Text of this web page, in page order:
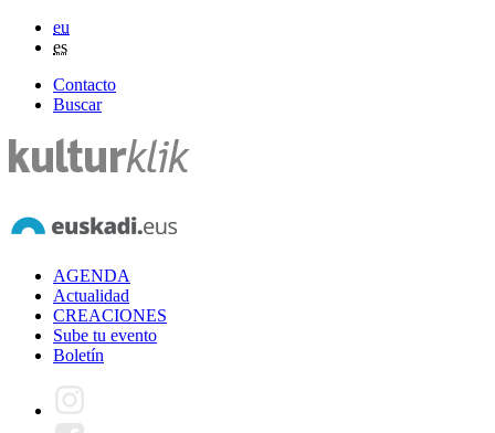
eu
es
Contacto
Buscar
AGENDA
Actualidad
CREACIONES
Sube tu evento
Boletín